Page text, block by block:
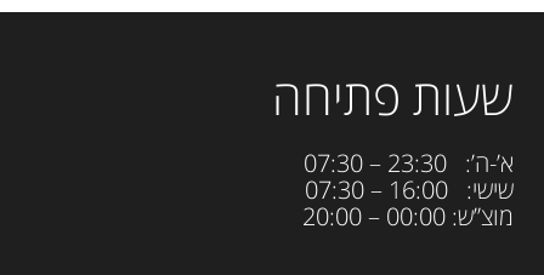
שעות פתיחה
א’-ה’: 23:30 – 07:30
שישי: 16:00 – 07:30
מוצ”ש: 00:00 – 20:00